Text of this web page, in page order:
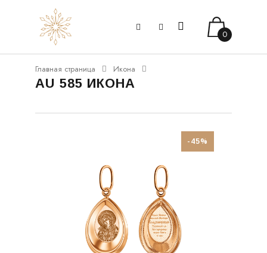
0
Главная страница Икона
AU 585 ИКОНА
-45%